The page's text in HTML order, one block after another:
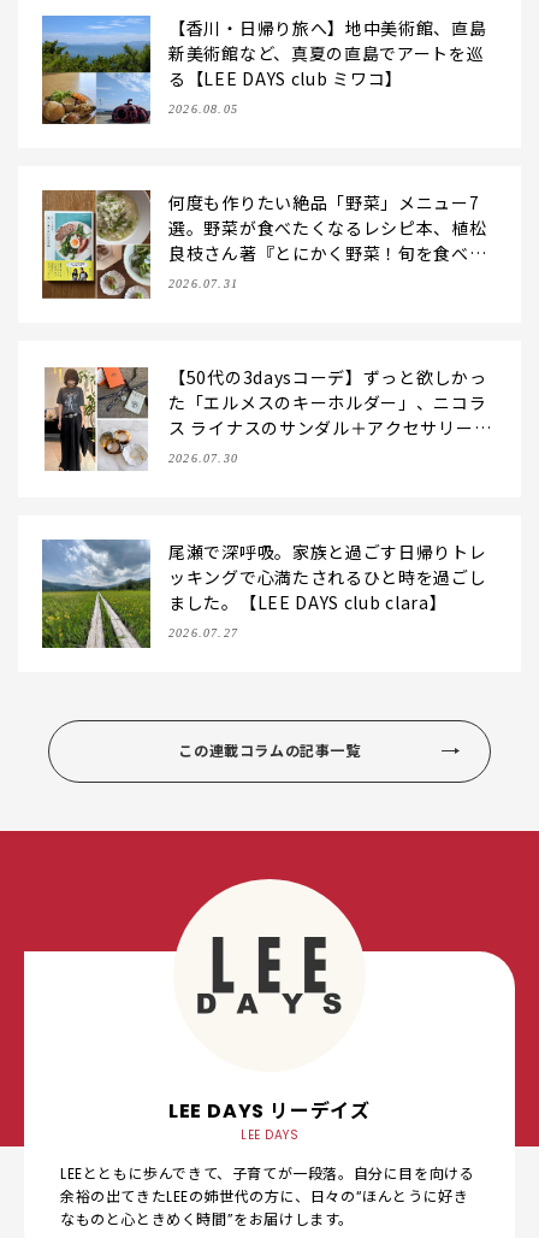
【香川・日帰り旅へ】地中美術館、直島
新美術館など、真夏の直島でアートを巡
る【LEE DAYS club ミワコ】
2026.08.05
何度も作りたい絶品「野菜」メニュー7
選。野菜が食べたくなるレシピ本、植松
良枝さん著『とにかく野菜！旬を食べた
いレシピ帖』【LEE DAYS club ering
2026.07.31
【50代の3daysコーデ】ずっと欲しかっ
た「エルメスのキーホルダー」、ニコラ
ス ライナスのサンダル＋アクセサリーと
レースキャミで夏のおしゃれを更新！
2026.07.30
尾瀬で深呼吸。家族と過ごす日帰りトレ
ッキングで心満たされるひと時を過ごし
ました。【LEE DAYS club clara】
2026.07.27
この連載コラムの記事一覧
LEE DAYS リーデイズ
LEE DAYS
LEEとともに歩んできて、子育てが一段落。自分に目を向ける
余裕の出てきたLEEの姉世代の方に、日々の“ほんとうに好き
なものと心ときめく時間”をお届けします。